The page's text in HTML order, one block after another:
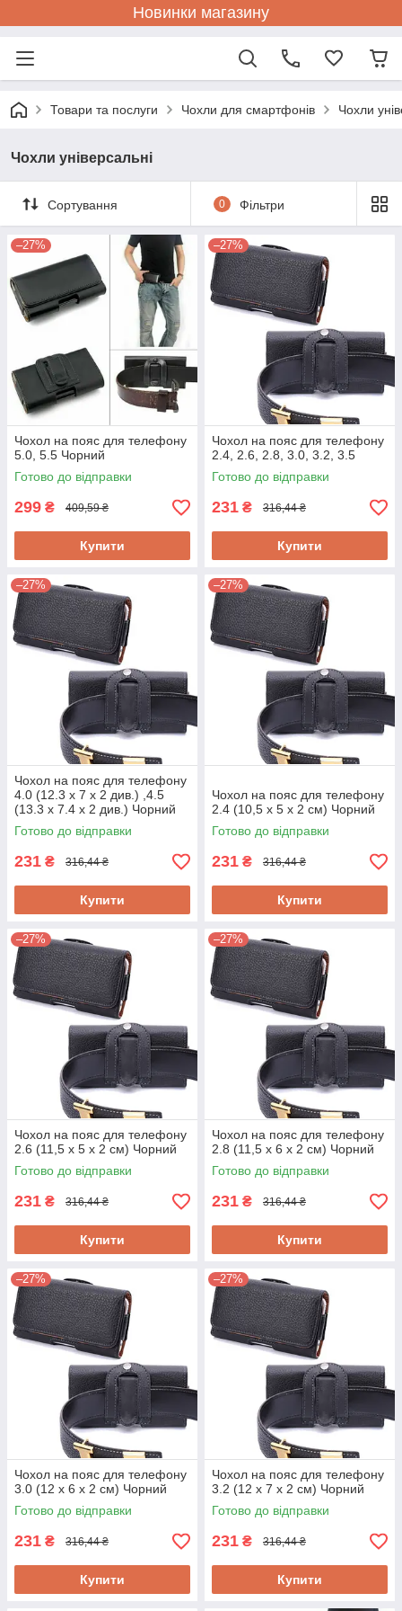
Новинки магазину
Товари та послуги Чохли для смартфонів Чохли
Чохли універсальні
Сортування 0 Фільтри
–27%
Чохол на пояс для телефону
5.0, 5.5 Чорний
Готово до відправки
299 ₴ 409,59 ₴
Купити
–27%
Чохол на пояс для телефону
2.4, 2.6, 2.8, 3.0, 3.2, 3.5
Готово до відправки
231 ₴ 316,44 ₴
Купити
–27%
Чохол на пояс для телефону
4.0 (12.3 x 7 x 2 див.) ,4.5
(13.3 x 7.4 x 2 див.) Чорний
Готово до відправки
231 ₴ 316,44 ₴
Купити
–27%
Чохол на пояс для телефону
2.4 (10,5 x 5 x 2 см) Чорний
Готово до відправки
231 ₴ 316,44 ₴
Купити
–27%
Чохол на пояс для телефону
2.6 (11,5 x 5 x 2 см) Чорний
Готово до відправки
231 ₴ 316,44 ₴
Купити
–27%
Чохол на пояс для телефону
2.8 (11,5 x 6 x 2 см) Чорний
Готово до відправки
231 ₴ 316,44 ₴
Купити
–27%
Чохол на пояс для телефону
3.0 (12 x 6 x 2 см) Чорний
Готово до відправки
231 ₴ 316,44 ₴
Купити
–27%
Чохол на пояс для телефону
3.2 (12 x 7 x 2 см) Чорний
Готово до відправки
231 ₴ 316,44 ₴
Купити